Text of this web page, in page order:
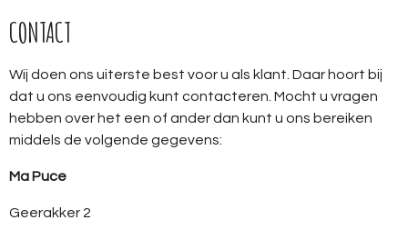
CONTACT
Wij doen ons uiterste best voor u als klant. Daar hoort bij
dat u ons eenvoudig kunt contacteren. Mocht u vragen
hebben over het een of ander dan kunt u ons bereiken
middels de volgende gegevens:
Ma Puce
Geerakker 2